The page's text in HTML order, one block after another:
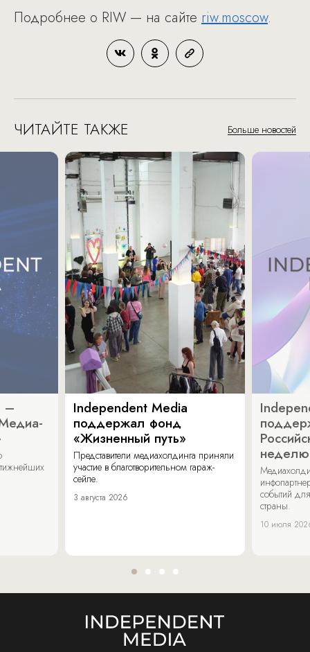
Подробнее о RIW — на сайте riw.moscow.
ЧИТАЙТЕ ТАКЖЕ Больше новостей
–
Independent Media
поддержал фонд
«Жизненный путь»
Представители медиахолдинга приняли
участие в благотворительном гараж-
сейле.
3 августа 2026
неделю
событий
страны.
10 июля